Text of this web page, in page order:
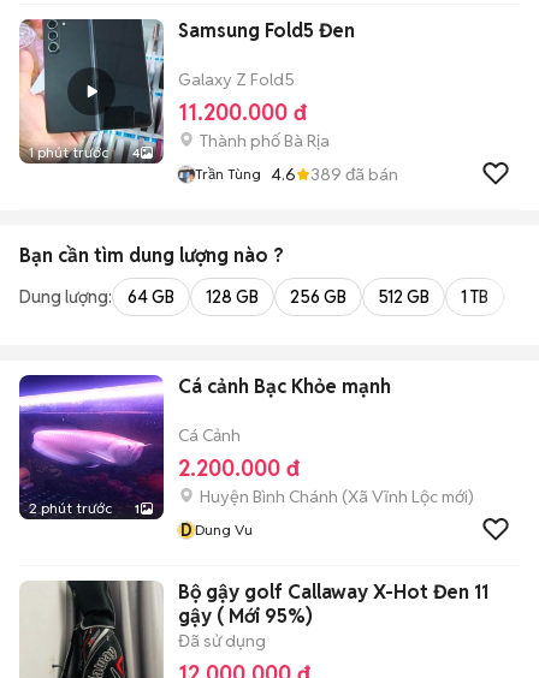
1 phút trước 4
Samsung Fold5 Đen
Galaxy Z Fold5
11.200.000 đ
Thành phố Bà Rịa
Trần Tùng 4.6 389 đã bán
Bạn cần tìm dung lượng nào ?
Dung lượng: 64 GB 128 GB 256 GB 512 GB 1 TB
2 phút trước 1
Cá cảnh Bạc Khỏe mạnh
Cá Cảnh
2.200.000 đ
Huyện Bình Chánh (Xã Vĩnh Lộc mới)
DDung Vu
Bộ gậy golf Callaway X-Hot Đen 11
gậy ( Mới 95%)
Đã sử dụng